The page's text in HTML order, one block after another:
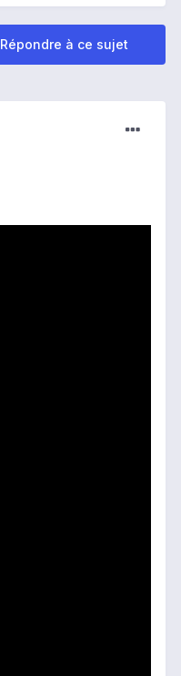
Répondre à ce sujet